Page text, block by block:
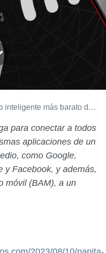
más barato de Venezuela
para conectar a todos
aplicaciones de un
como Google,
y Facebook, y además,
móvil (BAM), a un